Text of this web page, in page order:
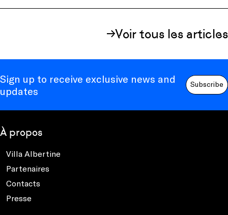
Voir tous les articles
Sign up to receive exclusive news and
updates
Subscribe
À propos
Villa Albertine
Partenaires
Contacts
Presse